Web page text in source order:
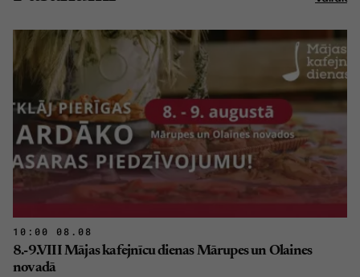
10:00 08.08
8.-9.VIII Mājas kafejnīcu dienas Mārupes un Olaines
novadā